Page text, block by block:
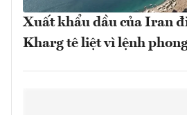
Xuất khẩu dầu của Iran
Kharg tê liệt vì lệnh